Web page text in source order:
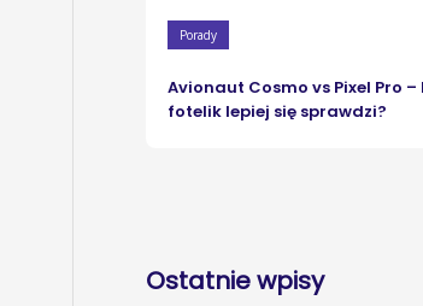
Porady
Avionaut Cosmo vs Pixel Pro
fotelik lepiej się sprawdzi?
Ostatnie wpisy